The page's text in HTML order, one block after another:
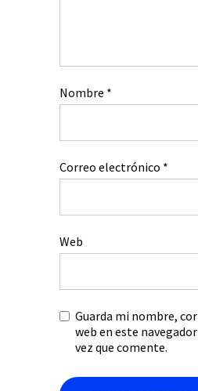
Nombre *
Correo electrónico *
Web
Guarda mi nombre,
web en este
vez que comente.